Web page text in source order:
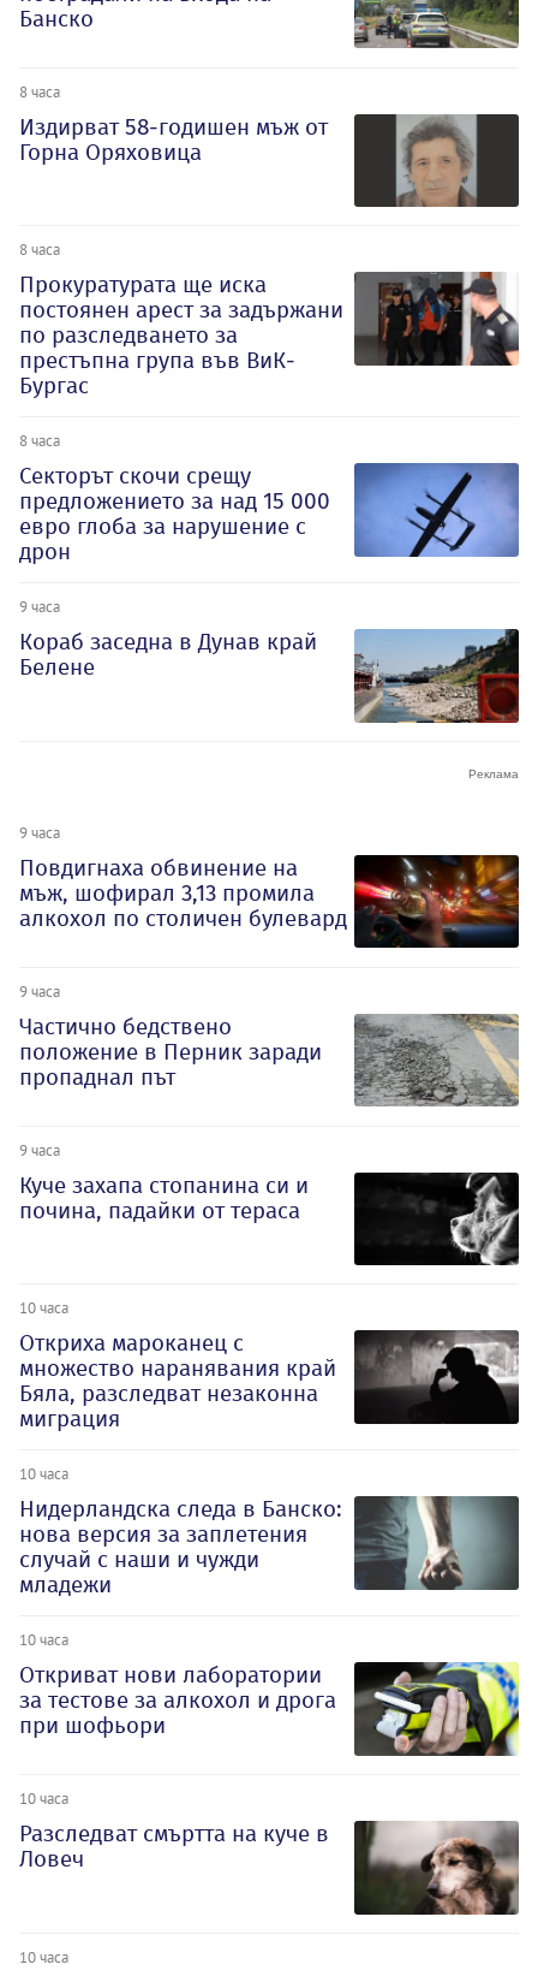
Банско
8 часа
Издирват 58-годишен мъж от
Горна Оряховица
8 часа
Прокуратурата ще иска
постоянен арест за задържани
по разследването за
престъпна група във ВиК-
Бургас
8 часа
Секторът скочи срещу
предложението за над 15 000
евро глоба за нарушение с
дрон
9 часа
Кораб заседна в Дунав край
Белене
9 часа
Повдигнаха обвинение на
мъж, шофирал 3,13 промила
алкохол по столичен булевард
9 часа
Частично бедствено
положение в Перник заради
пропаднал път
9 часа
Куче захапа стопанина си и
почина, падайки от тераса
10 часа
Откриха мароканец с
множество наранявания край
Бяла, разследват незаконна
миграция
10 часа
Нидерландска следа в Банско:
нова версия за заплетения
случай с наши и чужди
младежи
10 часа
Откриват нови лаборатории
за тестове за алкохол и дрога
при шофьори
10 часа
Разследват смъртта на куче в
Ловеч
10 часа